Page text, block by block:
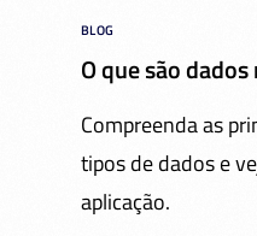
BLOG
O que são
Compreenda as
tipos de dados e
aplicação.